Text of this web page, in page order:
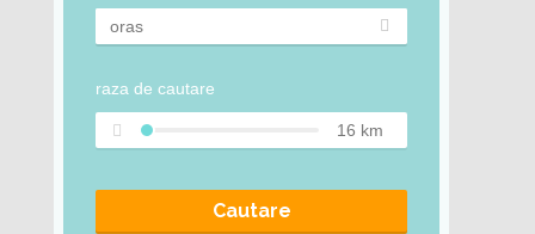
raza de cautare
16 km
Cautare